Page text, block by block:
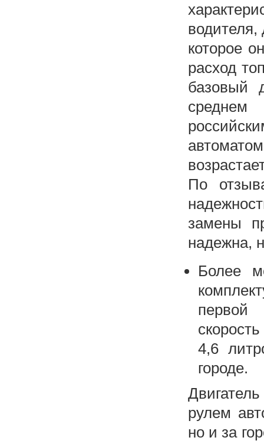
водителя,
которое
расход
базовый
По
замены
надежна,
Более
первой
4,6
городе.
рулем
но и за